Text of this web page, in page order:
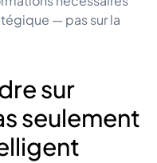
— pas sur la
sur
seulement